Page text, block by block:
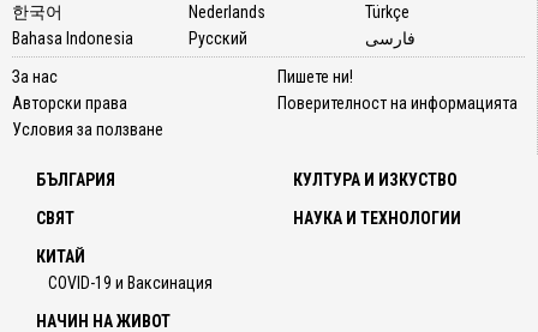
한국어
Bahasa Indonesia
Nederlands
Русский
Türkçe
فارسی
За нас
Авторски права
Условия за ползване
Пишете ни!
Поверителност на информацията
БЪЛГАРИЯ
СВЯТ
КИТАЙ
COVID-19 и Ваксинация
КУЛТУРА И ИЗКУСТВО
НАУКА И ТЕХНОЛОГИИ
НАЧИН НА ЖИВОТ